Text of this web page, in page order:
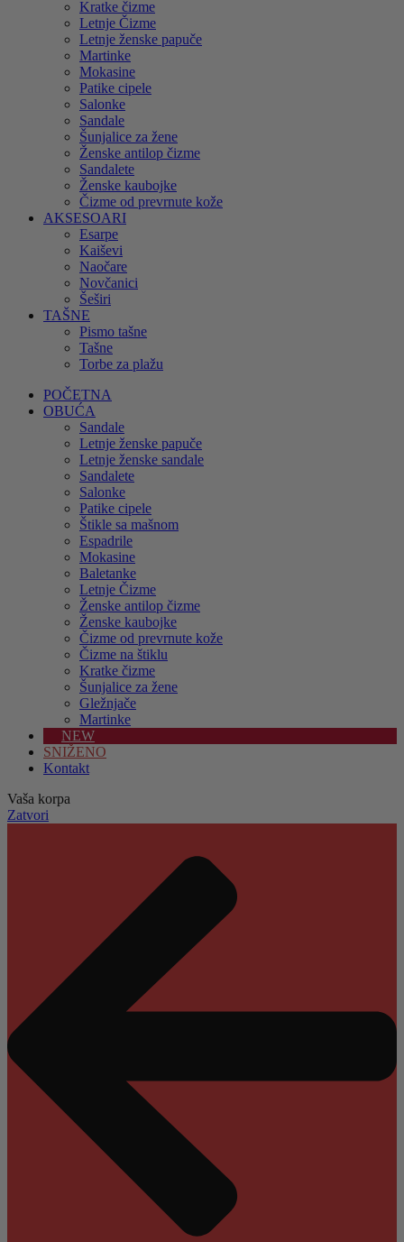
Kratke čizme
Letnje Čizme
Letnje ženske papuče
Martinke
Mokasine
Patike cipele
Salonke
Sandale
Šunjalice za žene
Ženske antilop čizme
Sandalete
Ženske kaubojke
Čizme od prevrnute kože
AKSESOARI
Esarpe
Kaiševi
Naočare
Novčanici
Šeširi
TAŠNE
Pismo tašne
Tašne
Torbe za plažu
POČETNA
OBUĆA
Sandale
Letnje ženske papuče
Letnje ženske sandale
Sandalete
Salonke
Patike cipele
Štikle sa mašnom
Espadrile
Mokasine
Baletanke
Letnje Čizme
Ženske antilop čizme
Ženske kaubojke
Čizme od prevrnute kože
Čizme na štiklu
Kratke čizme
Šunjalice za žene
Gležnjače
Martinke
NEW
SNIŽENO
Kontakt
Vaša korpa
Zatvori